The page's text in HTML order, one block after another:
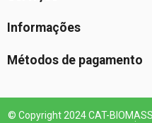
Informações
Métodos de pagamento
© Copyright 2024 CAT-